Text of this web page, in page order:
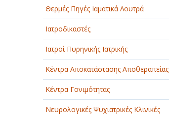
Θερμές Πηγές Ιαματικά Λουτρά
Ιατροδικαστές
Ιατροί Πυρηνικής Ιατρικής
Κέντρα Αποκατάστασης Αποθεραπείας
Κέντρα Γονιμότητας
Νευρολογικές Ψυχιατρικές Κλινικές